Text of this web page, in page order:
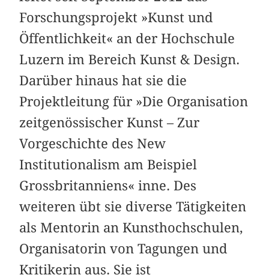
Forschungsprojekt »Kunst und
Öffentlichkeit« an der Hochschule
Luzern im Bereich Kunst & Design.
Darüber hinaus hat sie die
Projektleitung für »Die Organisation
zeitgenössischer Kunst – Zur
Vorgeschichte des New
Institutionalism am Beispiel
Grossbritanniens« inne. Des
weiteren übt sie diverse Tätigkeiten
als Mentorin an Kunsthochschulen,
Organisatorin von Tagungen und
Kritikerin aus. Sie ist